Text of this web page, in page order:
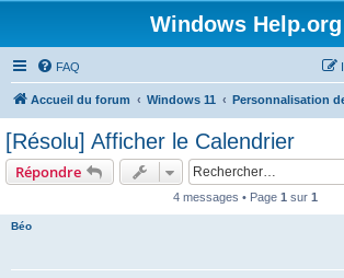
Windows Help.org
FAQ
Accueil du forum Windows 11 Personnalisation
[Résolu] Afficher le Calendrier
Répondre
4 messages • Page 1 sur 1
Béo